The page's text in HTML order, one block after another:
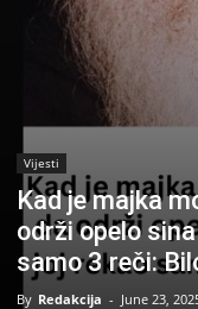
Vijesti
Kad je majka
održi opelo
samo 3 reči:
By Redakcija - June 23,